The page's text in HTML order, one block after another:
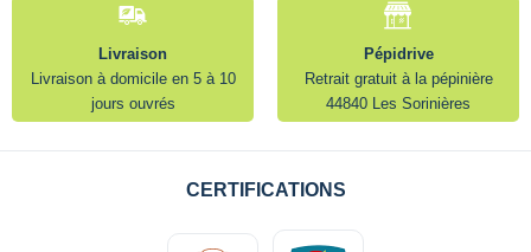
Livraison
Livraison à domicile en 5 à 10
jours ouvrés
Pépidrive
Retrait gratuit à la pépinière
44840 Les Sorinières
CERTIFICATIONS